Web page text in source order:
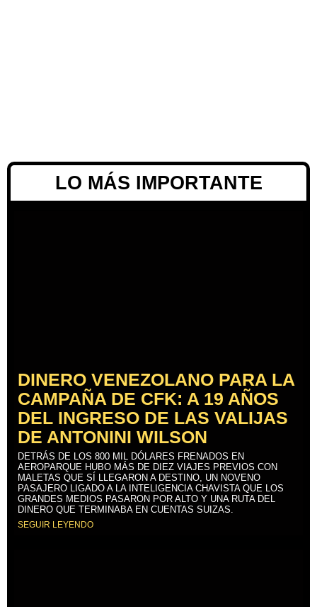
LO MÁS IMPORTANTE
DINERO VENEZOLANO PARA LA
CAMPAÑA DE CFK: A 19 AÑOS
DEL INGRESO DE LAS VALIJAS
DE ANTONINI WILSON
DETRÁS DE LOS 800 MIL DÓLARES FRENADOS EN
AEROPARQUE HUBO MÁS DE DIEZ VIAJES PREVIOS CON
MALETAS QUE SÍ LLEGARON A DESTINO, UN NOVENO
PASAJERO LIGADO A LA INTELIGENCIA CHAVISTA QUE LOS
GRANDES MEDIOS PASARON POR ALTO Y UNA RUTA DEL
DINERO QUE TERMINABA EN CUENTAS SUIZAS.
SEGUIR LEYENDO